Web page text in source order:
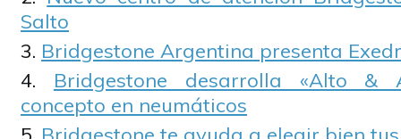
Salto
Bridgestone Argentina presenta
Bridgestone desarrolla «Alto &
concepto en neumáticos